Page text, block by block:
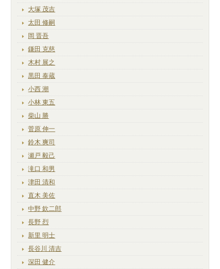
大塚 茂吉
太田 修嗣
岡 晋吾
鎌田 克慈
木村 展之
黒田 泰蔵
小西 潮
小林 東五
柴山 勝
菅原 伸一
鈴木 爽司
瀬戸 毅己
滝口 和男
津田 清和
直木 美佐
中野 欽二郎
長野 烈
新里 明士
長谷川 清吉
深田 健介